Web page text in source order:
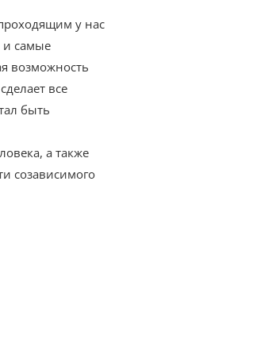
у нас
и самые
возможность
все
быть
а также
созависимого